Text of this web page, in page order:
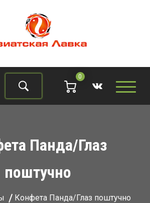
стран
0
Панда/Глаз
поштучно
Конфета Панда/Глаз поштучно